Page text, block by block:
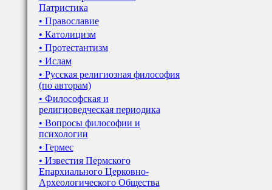
Патристика
• Православие
• Католицизм
• Протестантизм
• Ислам
• Русская религиозная философия
(по авторам)
• Философская и
религиоведческая периодика
• Вопросы философии и
психологии
• Гермес
• Известия Пермского
Епархиального Церковно-
Археологического Общества